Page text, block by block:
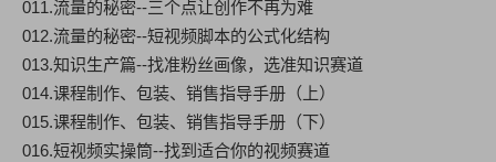
011.流量的秘密--三个点让创作不再为难
012.流量的秘密--短视频脚本的公式化结构
013.知识生产篇--找准粉丝画像，选准知识赛道
014.课程制作、包装、销售指导手册（上）
015.课程制作、包装、销售指导手册（下）
016.短视频实操筒--找到适合你的视频赛道